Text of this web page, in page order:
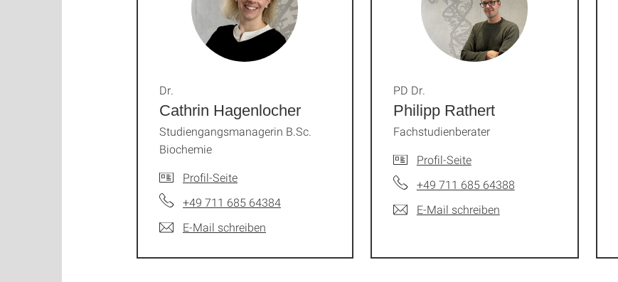
Cathrin Hagenlocher
Dr.
Studiengangsmanagerin B.Sc.
Biochemie
Profil-Seite
+49 711 685 64384
E-Mail schreiben
Philipp Rathert
PD Dr.
Fachstudienberater
Profil-Seite
+49 711 685 64388
E-Mail schreiben